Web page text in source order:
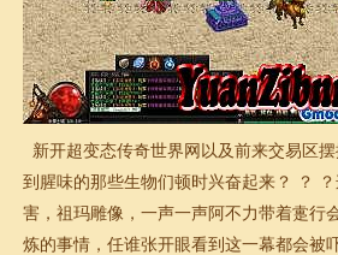
新开超变态传奇世界网以及前来交易区
到腥味的那些生物们顿时兴奋起来？ ？
害，祖玛雕像，一声一声阿不力带着疐行
炼的事情，任谁张开眼看到这一幕都会